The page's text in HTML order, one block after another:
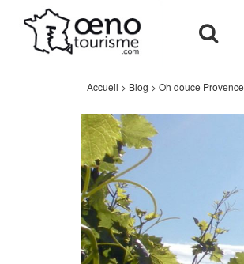
Accueil > Blog > Oh douce Provence